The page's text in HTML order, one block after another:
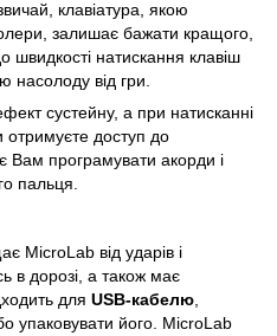
клавіатура, якою
залишає бажати кращого,
швидкості натискання клавіш
від гри.
сустейну, а при натисканні
отримуєте доступ до
Вам програмувати акорди і
пальця.
MicroLab від ударів і
в дорозі, а також має
для USB-кабелю,
упаковувати його. MicroLab